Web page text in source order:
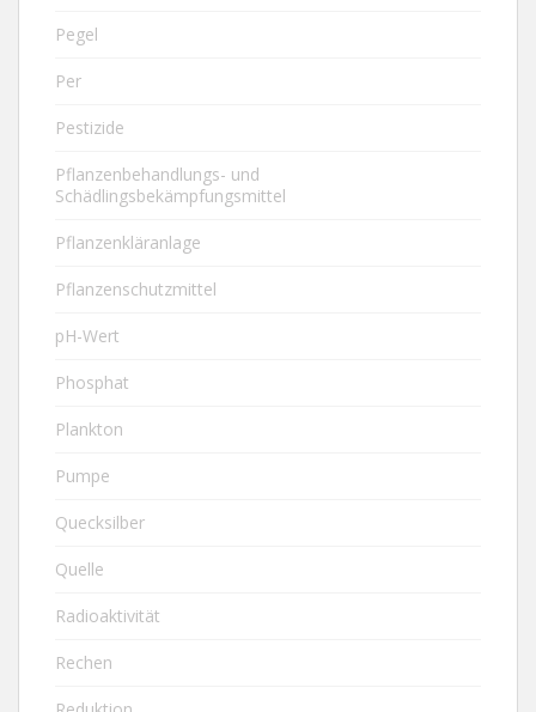
Pegel
Per
Pestizide
Pflanzenbehandlungs- und
Schädlingsbekämpfungsmittel
Pflanzenkläranlage
Pflanzenschutzmittel
pH-Wert
Phosphat
Plankton
Pumpe
Quecksilber
Quelle
Radioaktivität
Rechen